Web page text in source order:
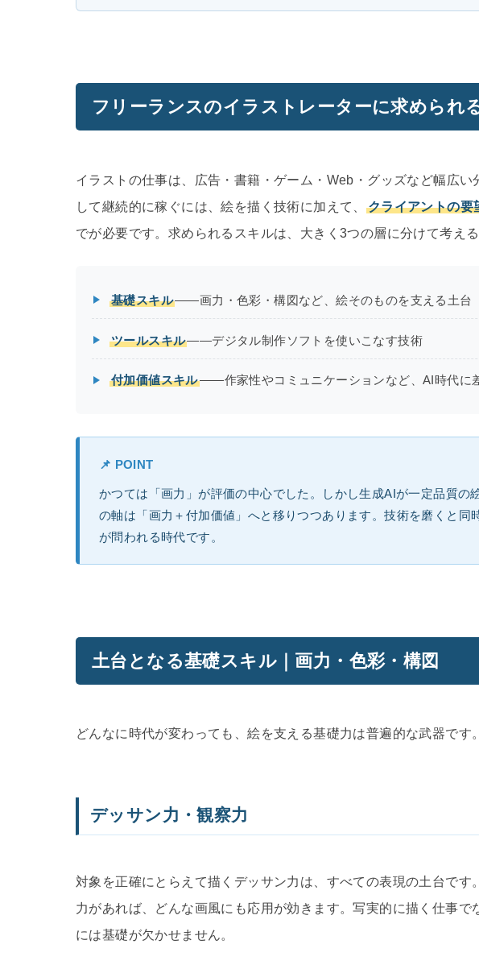
フリーランスのイラストレーターに求められ
イラストの仕事は、広告・書籍・ゲーム・Web・グッズなど幅広
して継続的に稼ぐには、絵を描く技術に加えて、
クライアントの要
でが必要です。求められるスキルは、大きく3つの層に分けて考え
基礎スキル——画力・色彩・構図など、絵そのものを支える土台
ツールスキル——デジタル制作ソフトを使いこなす技術
付加価値スキル——作家性やコミュニケーションなど、AI時代に
📌 POINT
かつては「画力」が評価の中心でした。しかし生成AIが一定品質の
の軸は「画力＋付加価値」へと移りつつあります。技術を磨くと同
が問われる時代です。
土台となる基礎スキル｜画力・色彩・構図
どんなに時代が変わっても、絵を支える基礎力は普遍的な武器です
デッサン力・観察力
対象を正確にとらえて描くデッサン力は、すべての表現の土台です
力があれば、どんな画風にも応用が効きます。写実的に描く仕事で
には基礎が欠かせません。